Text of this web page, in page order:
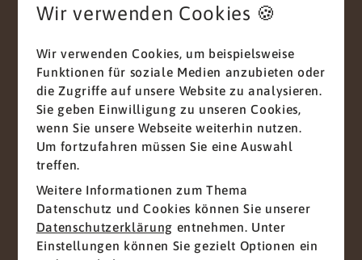
Telefon
Nachricht
Wir verwenden Cookies 🍪
Wir verwenden Cookies, um beispielsweise
Funktionen für soziale Medien anzubieten oder
die Zugriffe auf unsere Website zu analysieren.
Sie geben Einwilligung zu unseren Cookies,
wenn Sie unsere Webseite weiterhin nutzen.
Um fortzufahren müssen Sie eine Auswahl
treffen.
Weitere Informationen zum Thema
Datenschutz und Cookies können Sie unserer
Datenschutzerklärung entnehmen. Unter
Einstellungen können Sie gezielt Optionen ein